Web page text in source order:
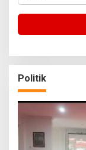
Politik